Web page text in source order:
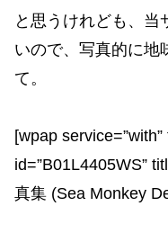
と思うけれども、当
いので、写真的に地
て。
[wpap service=”with”
id=”B01L4405WS”
真集 (Sea Monkey